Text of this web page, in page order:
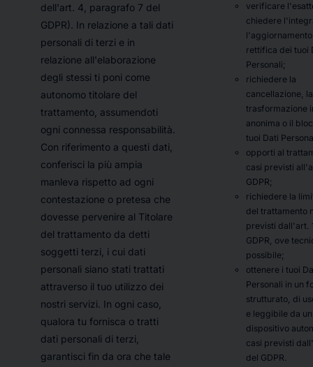
dell'art. 4, paragrafo 7 del
GDPR). In relazione a tali dati
personali di terzi e in
relazione all'elaborazione
degli stessi ti poni come
autonomo titolare del
trattamento, assumendoti
ogni connessa responsabilità.
Con riferimento a questi dati,
conferisci la più ampia
manleva rispetto ad ogni
contestazione o pretesa che
dovesse pervenire al Titolare
del trattamento da detti
soggetti terzi, i cui dati
personali siano stati trattati
attraverso il tuo utilizzo dei
nostri servizi. In ogni caso,
qualora tu fornisca o tratti
dati personali di terzi,
garantisci fin da ora che tale
verificare
chiedere
l'aggiornamento
rettifica dei tuoi
Personali;
richiedere la
cancellazione, la
trasformazione
anonima o il
tuoi Dati
opporti al
casi previsti
GDPR;
richiedere la
del trattamento
previsti dall'art.
GDPR, ove
possibile;
ottenere i tuoi
Personali in un
strutturato, di
e leggibile da un
dispositivo
casi previsti
del GDPR.